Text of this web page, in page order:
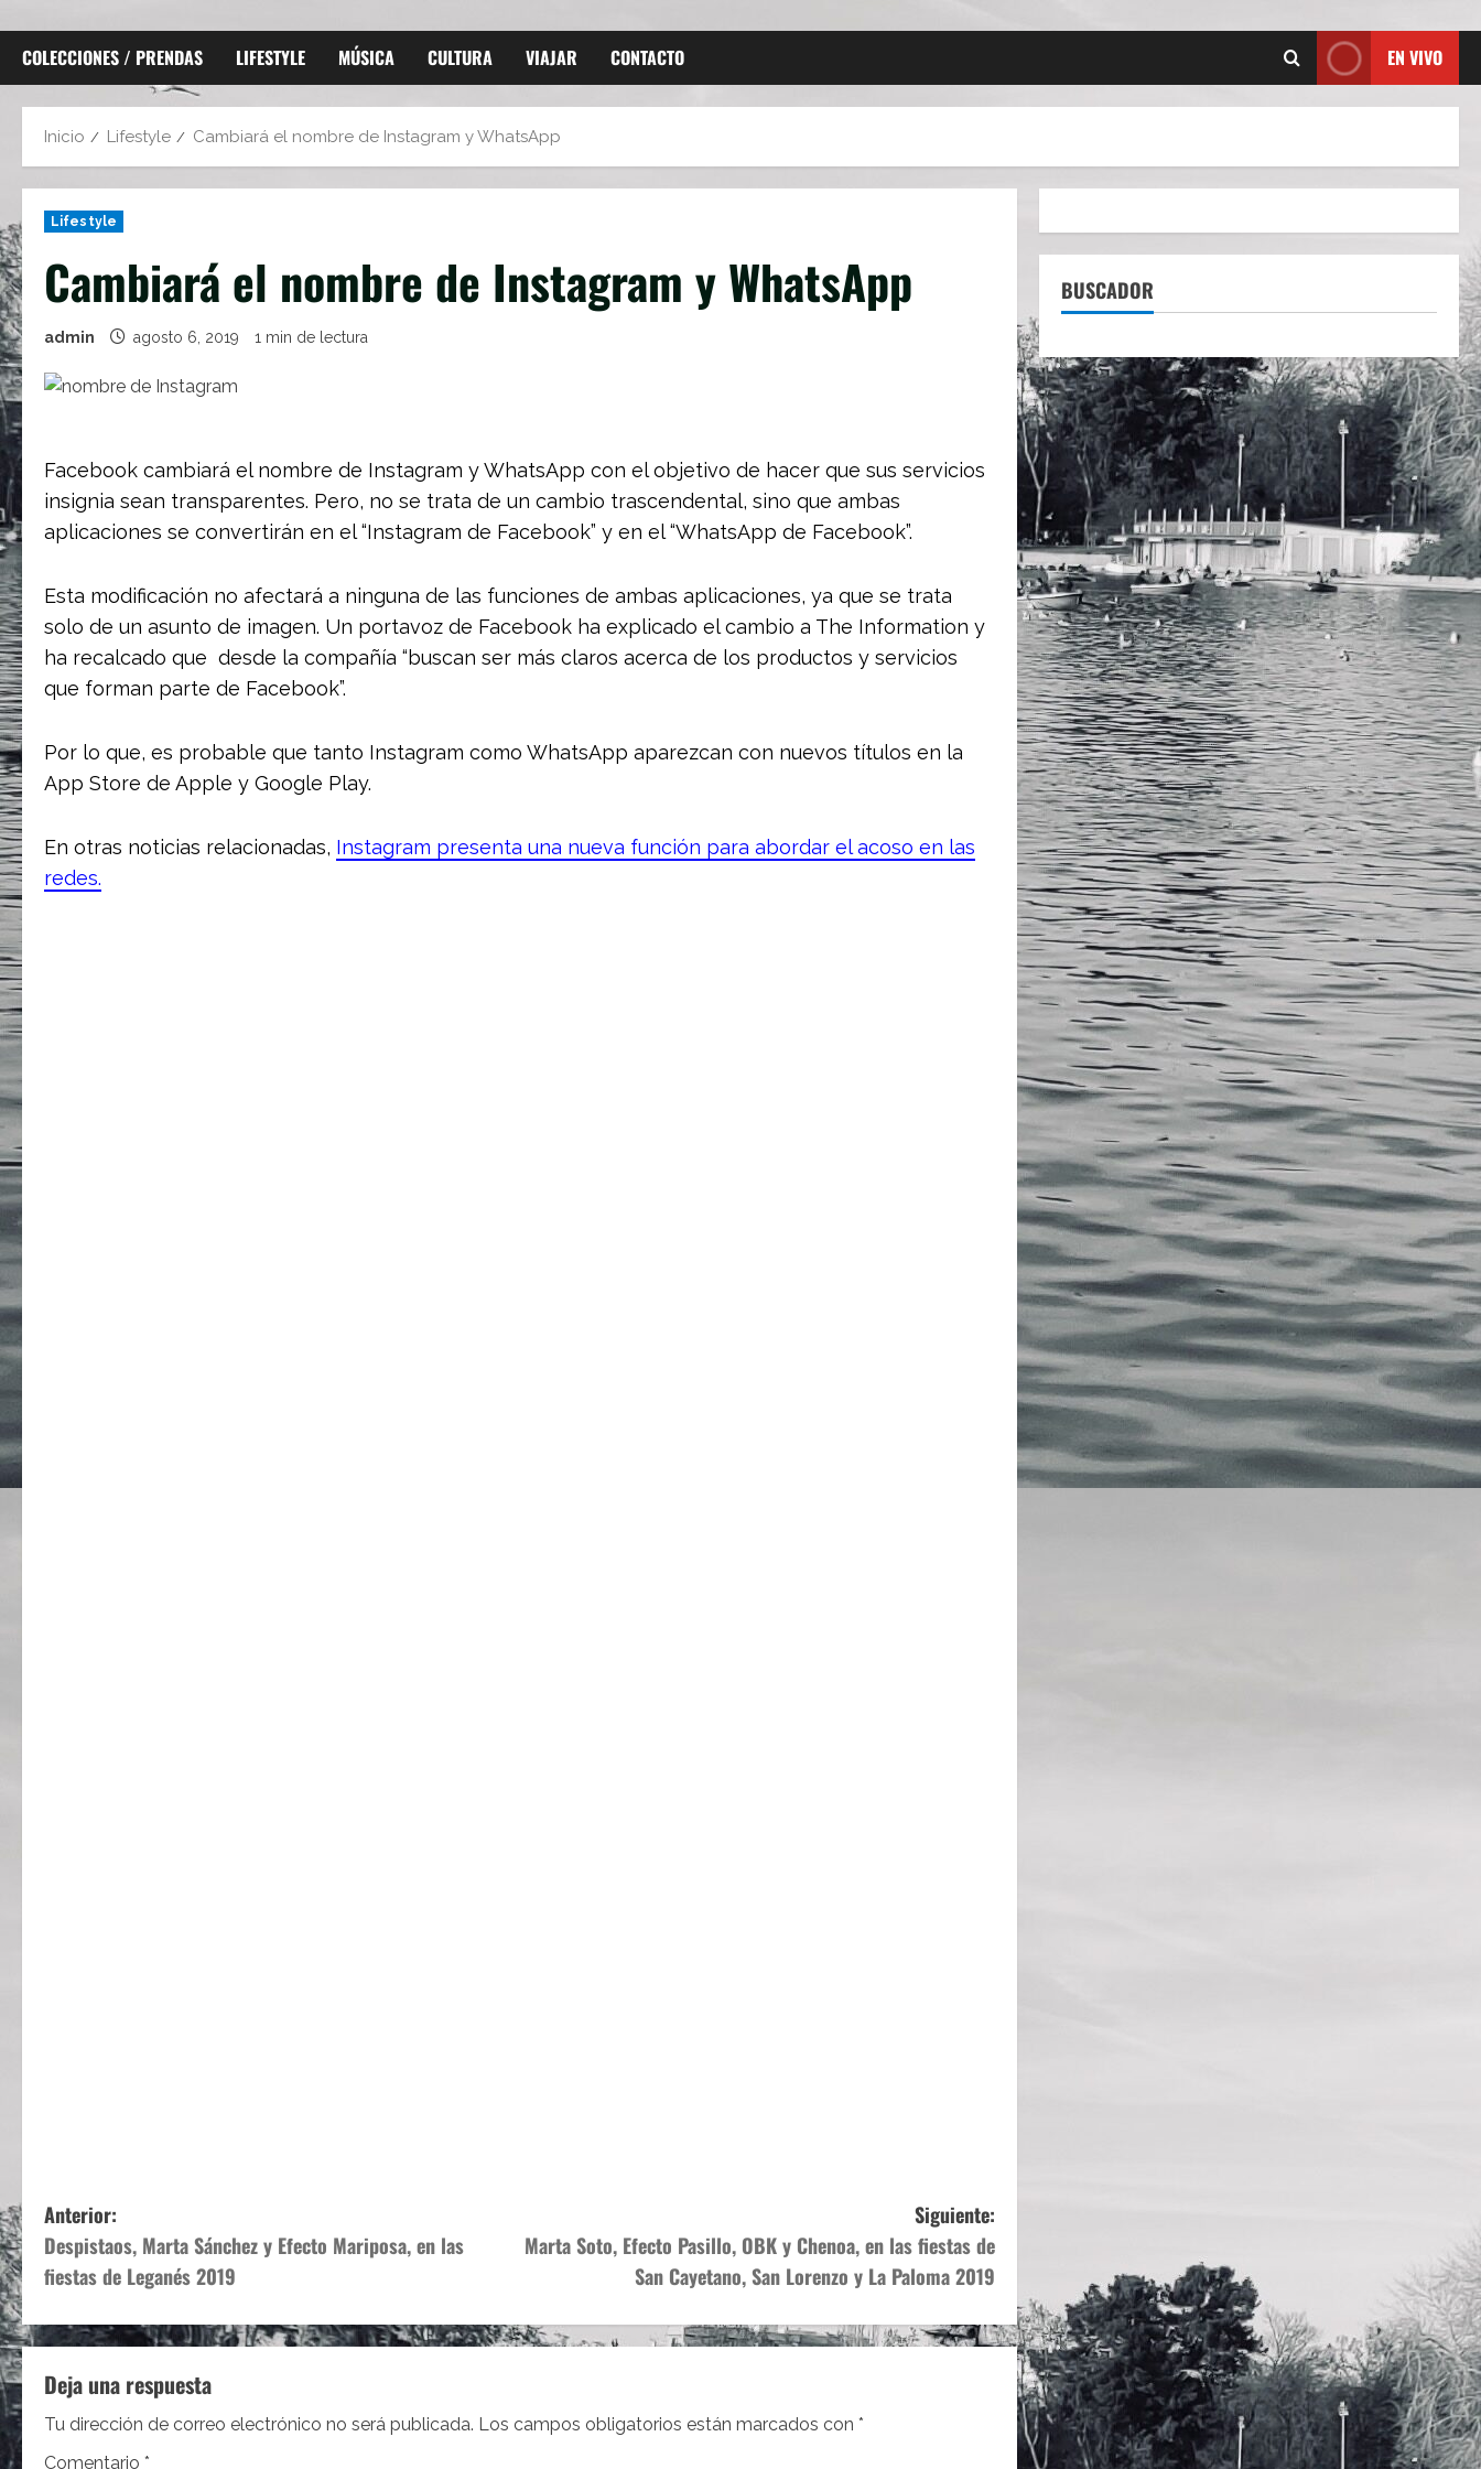
COLECCIONES / PRENDAS LIFESTYLE MÚSICA CULTURA VIAJAR CONTACTO EN VIVO
Inicio Lifestyle Cambiará el nombre de Instagram y WhatsApp
Lifestyle
Cambiará el nombre de Instagram y WhatsApp
admin agosto 6, 2019 1 min de lectura
Facebook cambiará el nombre de Instagram y WhatsApp con el objetivo de hacer que sus servicios
insignia sean transparentes. Pero, no se trata de un cambio trascendental, sino que ambas
aplicaciones se convertirán en el “Instagram de Facebook” y en el “WhatsApp de Facebook”.
Esta modificación no afectará a ninguna de las funciones de ambas aplicaciones, ya que se trata
solo de un asunto de imagen. Un portavoz de Facebook ha explicado el cambio a The Information y
ha recalcado que desde la compañía “buscan ser más claros acerca de los productos y servicios
que forman parte de Facebook”.
Por lo que, es probable que tanto Instagram como WhatsApp aparezcan con nuevos títulos en la
App Store de Apple y Google Play.
En otras noticias relacionadas, Instagram presenta una nueva función para abordar el acoso en las
redes.
N
a
v
e
g
a
Anterior:
Despistaos, Marta Sánchez y Efecto Mariposa, en las
fiestas de Leganés 2019
Siguiente:
Marta Soto, Efecto Pasillo, OBK y Chenoa, en las fiestas de
San Cayetano, San Lorenzo y La Paloma 2019
Deja una respuesta
Tu dirección de correo electrónico no será publicada. Los campos obligatorios están marcados con *
Comentario *
BUSCADOR